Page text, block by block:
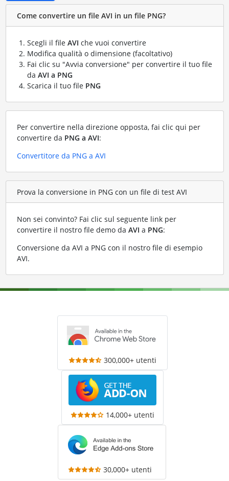
Come convertire un file AVI in un file PNG?
Scegli il file AVI che vuoi convertire
Modifica qualità o dimensione (facoltativo)
Fai clic su "Avvia conversione" per convertire il tuo file
da AVI a PNG
Scarica il tuo file PNG
Per convertire nella direzione opposta, fai clic qui per
convertire da PNG a AVI:
Convertitore da PNG a AVI
Prova la conversione in PNG con un file di test AVI
Non sei convinto? Fai clic sul seguente link per
convertire il nostro file demo da AVI a PNG:
Conversione da AVI a PNG con il nostro file di esempio
AVI.
300,000+ utenti
14,000+ utenti
30,000+ utenti